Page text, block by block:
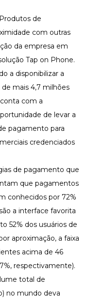
de
com outras
da empresa em
Tap on Phone.
a disponibilizar a
mais 4,7 milhões
com a
de levar a
pagamento para
credenciados
de pagamento que
que pagamentos
conhecidos por 72%
a interface favorita
52% dos usuários de
aproximação, a faixa
acima de 46
respectivamente).
total de
no mundo deva